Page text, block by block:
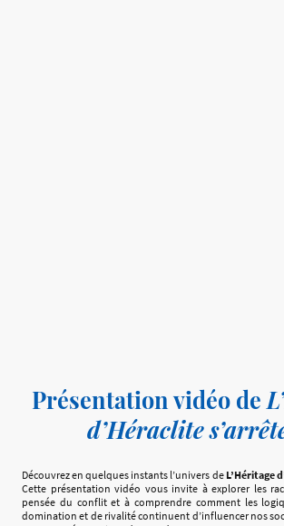
Présentation vidéo de
d’Héraclite
Découvrez en quelques instants l’univers de L’Héritage
Cette présentation vidéo vous invite à explorer les
pensée du conflit et à comprendre comment les
domination et de rivalité continuent d’influencer nos